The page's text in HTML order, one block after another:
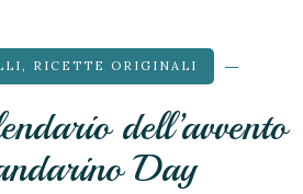
, RICETTE ORIGINALI
dell’avvento
Day